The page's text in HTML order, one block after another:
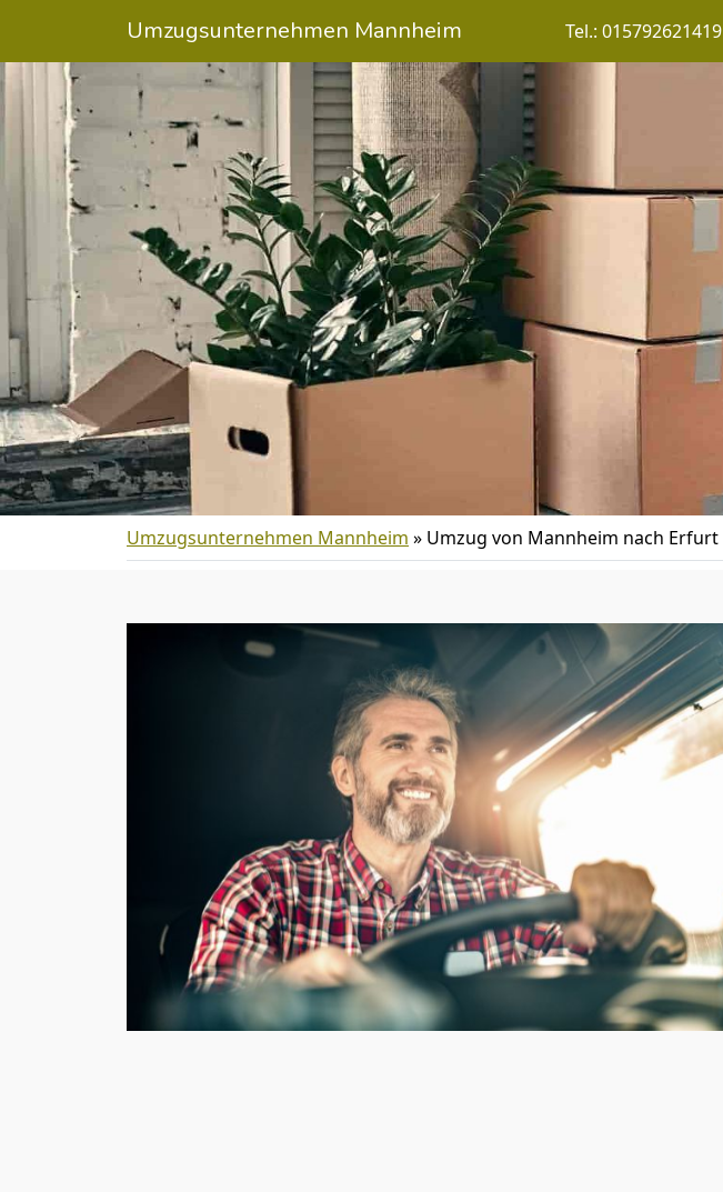
Umzugsunternehmen Mannheim Tel.: 015792621419
Umzugsunternehmen Mannheim » Umzug von Mannheim nach Erfurt